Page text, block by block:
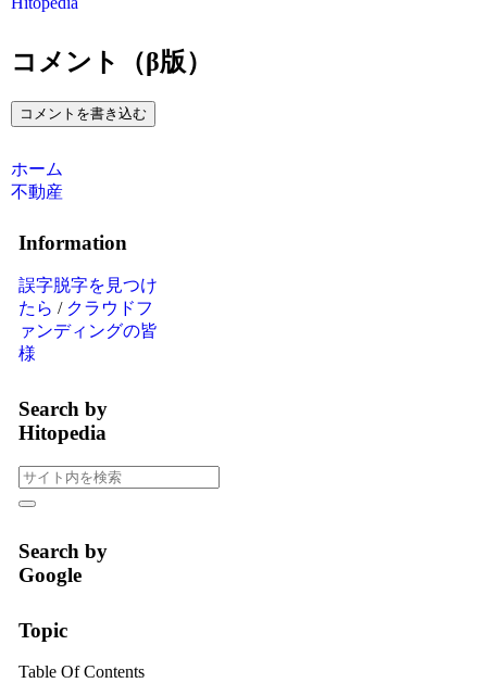
コメント（β版）
コメントを書き込む
ホーム
不動産
Information
誤字脱字を見つけ
たら / クラウドフ
ァンディングの皆
様
Search by
Hitopedia
Search by
Google
Topic
Table Of Contents